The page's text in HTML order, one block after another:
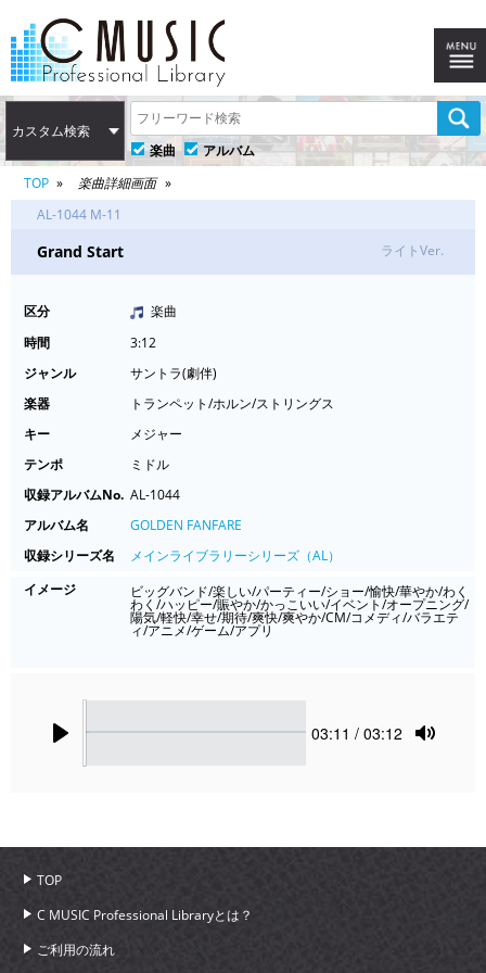
カスタム検索
楽曲
アルバム
TOP
楽曲詳細画面
AL-1044 M-11
Grand Start ライトVer.
区分
楽曲
時間
3:12
ジャンル
サントラ(劇伴)
楽器
トランペット/ホルン/ストリングス
キー
メジャー
テンポ
ミドル
収録アルバムNo. AL-1044
アルバム名
GOLDEN FANFARE
収録シリーズ名
メインライブラリーシリーズ（AL）
イメージ
ビッグバンド/楽しい/パーティー/ショー/愉快/華やか/わく
わく/ハッピー/賑やか/かっこいい/イベント/オープニング/
陽気/軽快/幸せ/期待/爽快/爽やか/CM/コメディ/バラエテ
ィ/アニメ/ゲーム/アプリ
Current
03:11 / 03:12
TOP
C MUSIC Professional Libraryとは？
ご利用の流れ